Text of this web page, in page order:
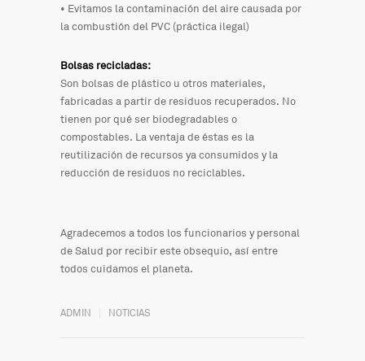
• Evitamos la contaminación del aire causada por
la combustión del PVC (práctica ilegal)
Bolsas recicladas:
Son bolsas de plástico u otros materiales,
fabricadas a partir de residuos recuperados. No
tienen por qué ser biodegradables o
compostables. La ventaja de éstas es la
reutilización de recursos ya consumidos y la
reducción de residuos no reciclables.
Agradecemos a todos los funcionarios y personal
de Salud por recibir este obsequio, así entre
todos cuidamos el planeta.
ADMIN NOTICIAS